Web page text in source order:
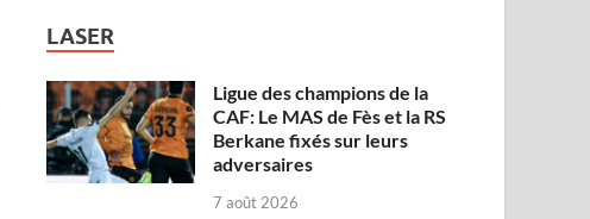
LASER
Ligue des champions de la
CAF: Le MAS de Fès et la RS
Berkane fixés sur leurs
adversaires
7 août 2026